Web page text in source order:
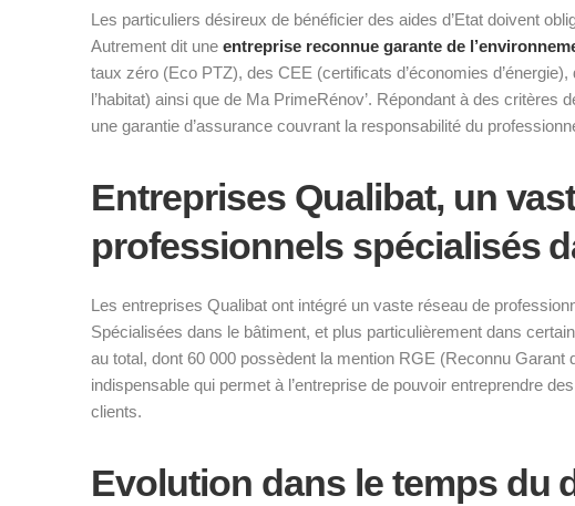
Les particuliers désireux de bénéficier des aides d’Etat doivent
Autrement dit une entreprise reconnue garante de
taux zéro (Eco PTZ), des CEE (certificats d’économies
l’habitat) ainsi que de Ma PrimeRénov’. Répondant à des
une garantie d’assurance couvrant la responsabilité du
Entreprises Qualibat, un
professionnels spécialisés
Les entreprises Qualibat ont intégré un vaste réseau de
Spécialisées dans le bâtiment, et plus particulièrement dans
au total, dont 60 000 possèdent la mention RGE (Reconnu Garant
indispensable qui permet à l’entreprise de pouvoir entreprendre
clients.
Evolution dans le temps du